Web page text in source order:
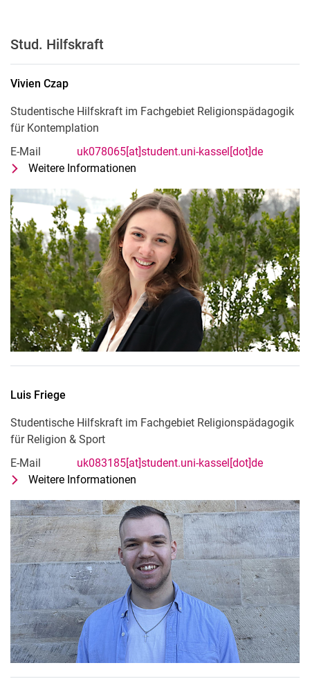
Stud. Hilfskraft
Vivien Czap
Studentische Hilfskraft im Fachgebiet Religionspädagogik
für Kontemplation
E-Mail
uk078065[at]student.uni-kassel[dot]de
Weitere Informationen
Luis Friege
Studentische Hilfskraft im Fachgebiet Religionspädagogik
für Religion & Sport
E-Mail
uk083185[at]student.uni-kassel[dot]de
Weitere Informationen